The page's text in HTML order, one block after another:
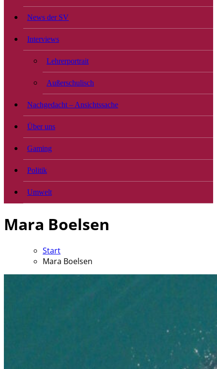
News der SV
Interviews
Lehrerportrait
Außerschulisch
Nachgedacht – Ansichtssache
Über uns
Gaming
Politik
Umwelt
Mara Boelsen
Start
Mara Boelsen